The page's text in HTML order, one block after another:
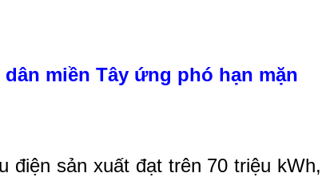
miền Tây ứng phó hạn mặn
điện sản xuất đạt trên 70 triệu kWh,